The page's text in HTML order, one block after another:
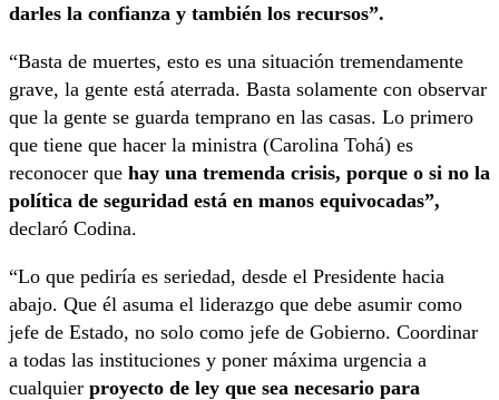
darles la confianza y también los recursos”.
“Basta de muertes, esto es una situación tremendamente
grave, la gente está aterrada. Basta solamente con observar
que la gente se guarda temprano en las casas. Lo primero
que tiene que hacer la ministra (Carolina Tohá) es
reconocer que hay una tremenda crisis, porque o si no la
política de seguridad está en manos equivocadas”,
declaró Codina.
“Lo que pediría es seriedad, desde el Presidente hacia
abajo. Que él asuma el liderazgo que debe asumir como
jefe de Estado, no solo como jefe de Gobierno. Coordinar
a todas las instituciones y poner máxima urgencia a
cualquier proyecto de ley que sea necesario para